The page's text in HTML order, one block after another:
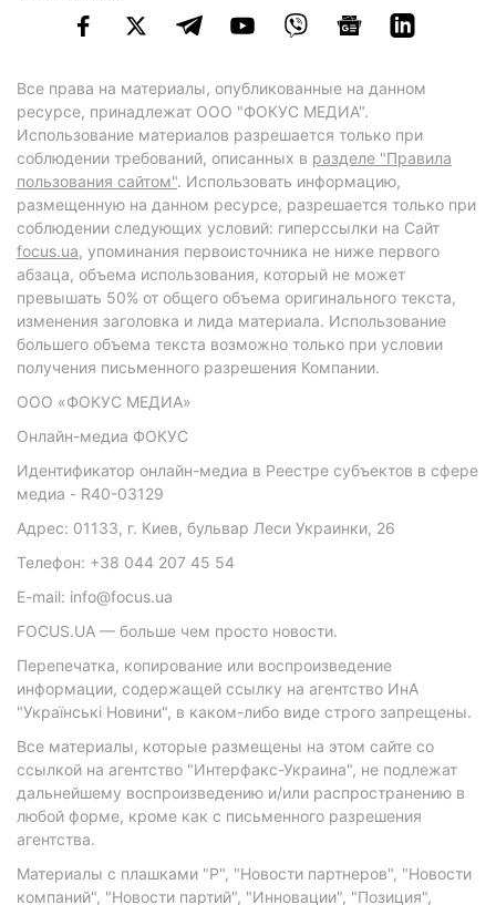
Все права на материалы, опубликованные на данном
ресурсе, принадлежат ООО "ФОКУС МЕДИА".
Использование материалов разрешается только при
соблюдении требований, описанных в разделе "Правила
пользования сайтом". Использовать информацию,
размещенную на данном ресурсе, разрешается только при
соблюдении следующих условий: гиперссылки на Сайт
focus.ua, упоминания первоисточника не ниже первого
абзаца, объема использования, который не может
превышать 50% от общего объема оригинального текста,
изменения заголовка и лида материала. Использование
большего объема текста возможно только при условии
получения письменного разрешения Компании.
ООО «ФОКУС МЕДИА»
Онлайн-медиа ФОКУС
Идентификатор онлайн-медиа в Реестре субъектов в сфере
медиа - R40-03129
Адрес: 01133, г. Киев, бульвар Леси Украинки, 26
Телефон: +38 044 207 45 54
E-mail: info@focus.ua
FOCUS.UA — больше чем просто новости.
Перепечатка, копирование или воспроизведение
информации, содержащей ссылку на агентство ИнА
"Українські Новини", в каком-либо виде строго запрещены.
Все материалы, которые размещены на этом сайте со
ссылкой на агентство "Интерфакс-Украина", не подлежат
дальнейшему воспроизведению и/или распространению в
любой форме, кроме как с письменного разрешения
агентства.
Материалы с плашками "Р", "Новости партнеров", "Новости
компаний", "Новости партий", "Инновации", "Позиция",